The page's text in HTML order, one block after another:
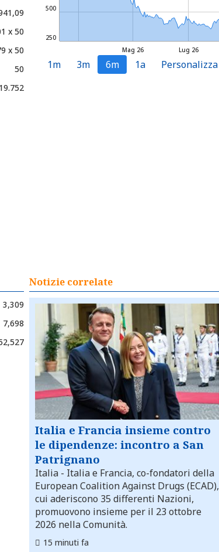
x 50
x 50
50
Lug 26
Mag 26
250
500
1m 3m 6m 1a Personalizza
3,309
7,698
Notizie correlate
Italia e Francia insieme contro
le dipendenze: incontro a San
Patrignano
Italia - Italia e Francia, co-fondatori della
European Coalition Against Drugs (ECAD),
cui aderiscono 35 differenti Nazioni,
promuovono insieme per il 23 ottobre
2026 nella Comunità.
15 minuti fa